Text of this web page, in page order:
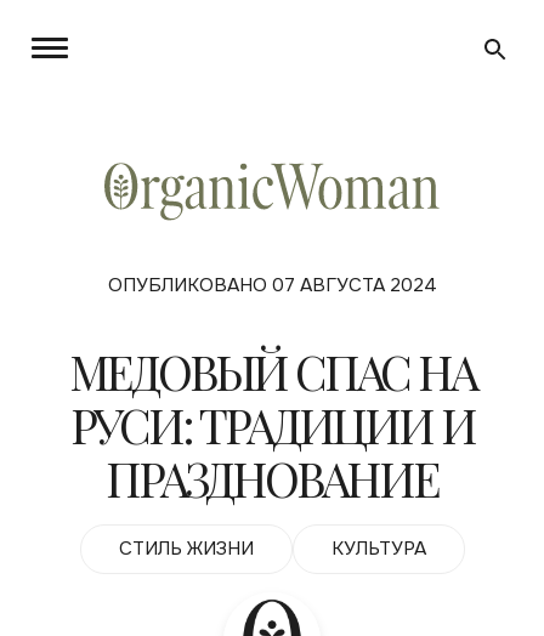
ОПУБЛИКОВАНО 07 АВГУСТА 2024
МЕДОВЫЙ СПАС НА
РУСИ: ТРАДИЦИИ И
ПРАЗДНОВАНИЕ
СТИЛЬ ЖИЗНИ КУЛЬТУРА